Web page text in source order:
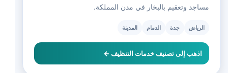
مساجد وتعقيم بالبخار في مدن المملكة.
الرياض جدة الدمام المدينة
اذهب إلى تصنيف خدمات التنظيف ←